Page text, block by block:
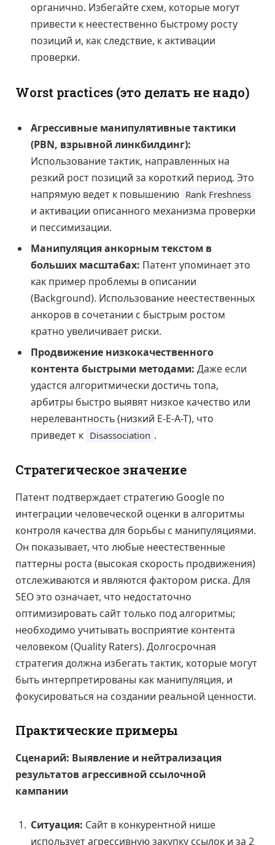
органично. Избегайте схем, которые могут
привести к неестественно быстрому росту
позиций и, как следствие, к активации
проверки.
Worst practices (это делать не надо)
Агрессивные манипулятивные тактики
(PBN, взрывной линкбилдинг):
Использование тактик, направленных на
резкий рост позиций за короткий период. Это
напрямую ведет к повышению Rank Freshness
и активации описанного механизма проверки
и пессимизации.
Манипуляция анкорным текстом в
больших масштабах: Патент упоминает это
как пример проблемы в описании
(Background). Использование неестественных
анкоров в сочетании с быстрым ростом
кратно увеличивает риски.
Продвижение низкокачественного
контента быстрыми методами: Даже если
удастся алгоритмически достичь топа,
арбитры быстро выявят низкое качество или
нерелевантность (низкий E-E-A-T), что
приведет к Disassociation .
Стратегическое значение
Патент подтверждает стратегию Google по
интеграции человеческой оценки в алгоритмы
контроля качества для борьбы с манипуляциями.
Он показывает, что любые неестественные
паттерны роста (высокая скорость продвижения)
отслеживаются и являются фактором риска. Для
SEO это означает, что недостаточно
оптимизировать сайт только под алгоритмы;
необходимо учитывать восприятие контента
человеком (Quality Raters). Долгосрочная
стратегия должна избегать тактик, которые могут
быть интерпретированы как манипуляция, и
фокусироваться на создании реальной ценности.
Практические примеры
Сценарий: Выявление и нейтрализация
результатов агрессивной ссылочной
кампании
Ситуация: Сайт в конкурентной нише
использует агрессивную закупку ссылок и за 2